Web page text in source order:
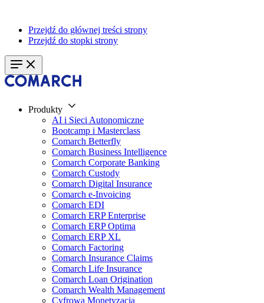
Przejdź do głównej treści strony
Przejdź do stopki strony
Produkty
AI i Sieci Autonomiczne
Bootcamp i Masterclass
Comarch Betterfly
Comarch Business Intelligence
Comarch Corporate Banking
Comarch Custody
Comarch Digital Insurance
Comarch e-Invoicing
Comarch EDI
Comarch ERP Enterprise
Comarch ERP Optima
Comarch ERP XL
Comarch Factoring
Comarch Insurance Claims
Comarch Life Insurance
Comarch Loan Origination
Comarch Wealth Management
Cyfrowa Monetyzacja